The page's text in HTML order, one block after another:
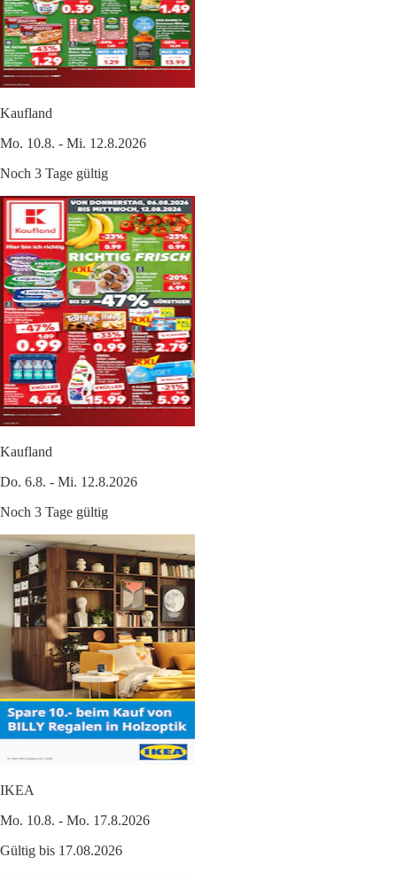
Kaufland
Mo. 10.8. - Mi. 12.8.2026
Noch 3 Tage gültig
Kaufland
Do. 6.8. - Mi. 12.8.2026
Noch 3 Tage gültig
IKEA
Mo. 10.8. - Mo. 17.8.2026
Gültig bis 17.08.2026